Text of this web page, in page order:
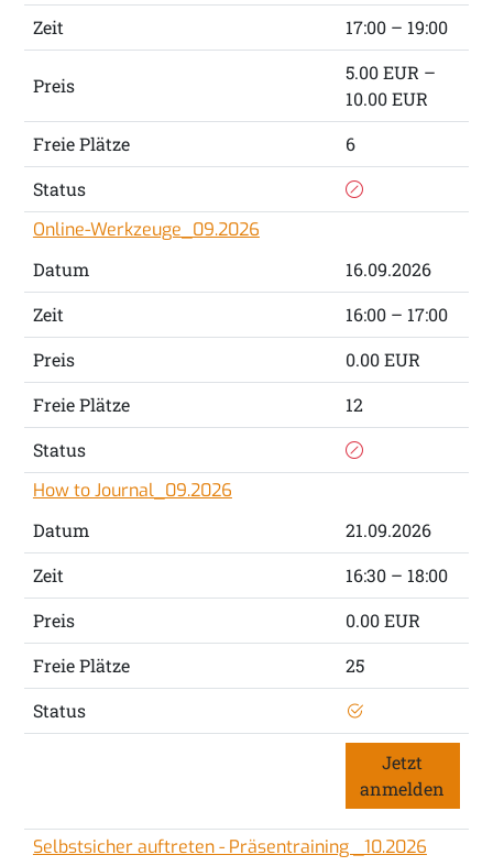
Zeit
17:00 – 19:00
Preis
5.00 EUR –
10.00 EUR
Freie Plätze
6
Status
Online-Werkzeuge_09.2026
Datum
16.09.2026
Zeit
16:00 – 17:00
Preis
0.00 EUR
Freie Plätze
12
Status
How to Journal_09.2026
Datum
21.09.2026
Zeit
16:30 – 18:00
Preis
0.00 EUR
Freie Plätze
25
Status
Jetzt
anmelden
Selbstsicher auftreten - Präsentraining _10.2026